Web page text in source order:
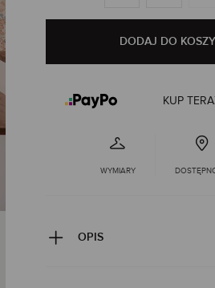
DODAJ DO
KUP
WYMIARY
OPIS